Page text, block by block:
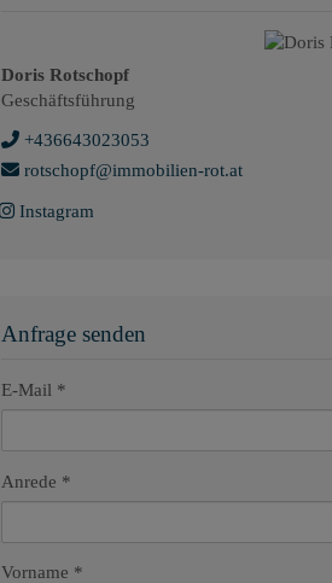
Doris Rotschopf
Geschäftsführung
+436643023053
rotschopf@immobilien-rot.at
Instagram
Anfrage senden
E-Mail
Anrede
Vorname